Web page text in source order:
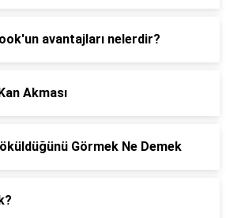
avantajları nelerdir?
Akması
Görmek Ne Demek